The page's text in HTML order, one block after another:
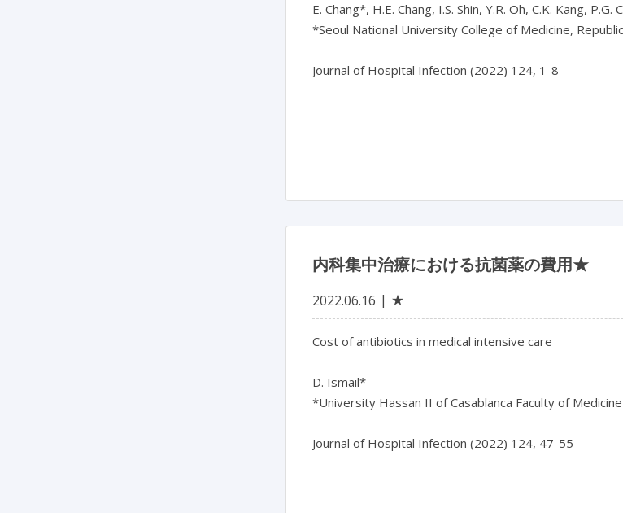
E. Chang*, H.E. Chang, I.S. Shin, Y.R. Oh, C.K. Kang,
*Seoul National University College of Medicine,
Journal of Hospital Infection (2022) 124, 1-8
内科集中治療における抗菌薬の費用★
2022.06.16 ★
Cost of antibiotics in medical intensive care
D. Ismail*
*University Hassan II of Casablanca Faculty of
Journal of Hospital Infection (2022) 124, 47-55